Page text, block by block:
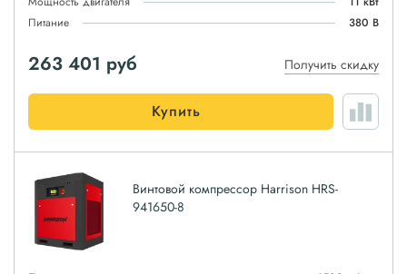
Питание
380 В
263 401 руб Получить скидку
Купить
Винтовой компрессор Harrison HRS-
941650-8